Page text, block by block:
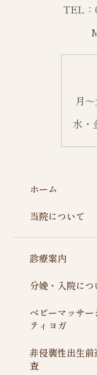
TEL：
月
水・
ホーム
当院について
診療案内
分娩・入院につ
ベビーマッサー
ティヨガ
非侵襲性出生
査